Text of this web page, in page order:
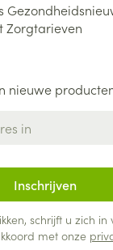
Zorgtarieven
nieuwe
Inschrijven
schrijft u zich in
met onze